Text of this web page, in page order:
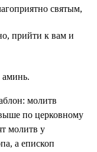
святым,
прийти к вам и
аминь.
молитв
по церковному
молитв у
а епископ